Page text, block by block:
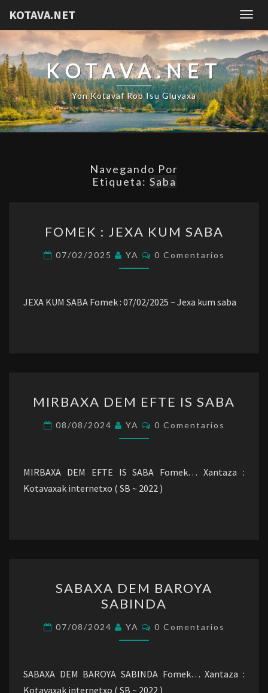
KOTAVA.NET
KOTAVA.NET
Yon Kotavaf Rob Isu Gluyaxa
Navegando Por
Etiqueta: Saba
:
JEXA
KUM
FOMEK : JEXA KUM SABA
07/02/2025 YA Comentarios
0 Comentarios
JEXA KUM SABA Fomek : 07/02/2025 ~ Jexa kum saba
DEM
EFTE
IS
MIRBAXA DEM EFTE IS SABA
08/08/2024 YA Comentarios
0 Comentarios
MIRBAXA DEM EFTE IS SABA Fomek… Xantaza :
Kotavaxak internetxo ( SB ~ 2022 )
DEM
BAROYA
SABINDA
SABAXA DEM BAROYA
SABINDA
07/08/2024 YA Comentarios
0 Comentarios
SABAXA DEM BAROYA SABINDA Fomek… Xantaza :
Kotavaxak internetxo ( SB ~ 2022 )